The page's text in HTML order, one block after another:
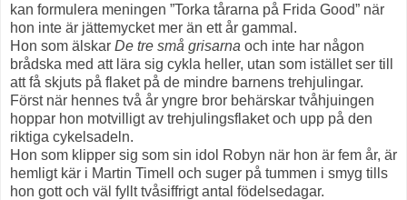
kan formulera meningen ”Torka tårarna på Frida Good” när
hon inte är jättemycket mer än ett år gammal.
Hon som älskar De tre små grisarna och inte har någon
brådska med att lära sig cykla heller, utan som istället ser till
att få skjuts på flaket på de mindre barnens trehjulingar.
Först när hennes två år yngre bror behärskar tvåhjuingen
hoppar hon motvilligt av trehjulingsflaket och upp på den
riktiga cykelsadeln.
Hon som klipper sig som sin idol Robyn när hon är fem år, är
hemligt kär i Martin Timell och suger på tummen i smyg tills
hon gott och väl fyllt tvåsiffrigt antal födelsedagar.